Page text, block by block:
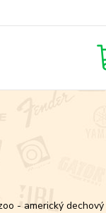
- americký